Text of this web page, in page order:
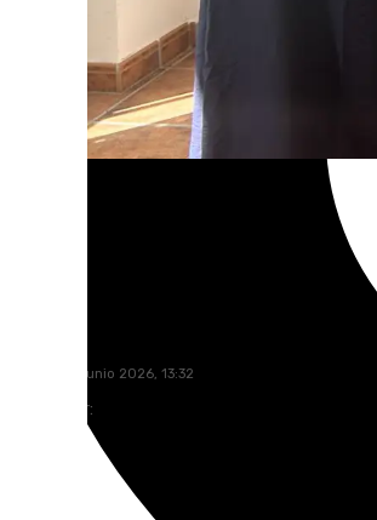
viernes, 19 junio 2026, 13:32
Compartir: